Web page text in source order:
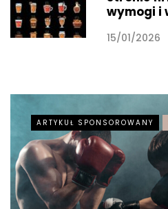
wymogi i
15/01/2026
ARTYKUŁ SPONSOROWANY